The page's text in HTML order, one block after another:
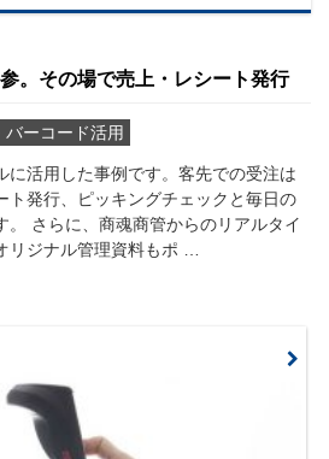
。その場で売上・レシート発行
バーコード活用
に活用した事例です。客先での受注は
ト発行、ピッキングチェックと毎日の
。 さらに、商魂商管からのリアルタイ
リジナル管理資料もポ …